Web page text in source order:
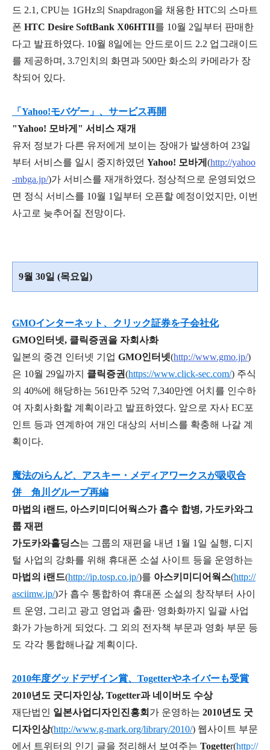
드 2.1, CPU는 1GHz의 Snapdragon을 채용한 HTC의 스마트
폰 HTC Desire SoftBank X06HTII를 10월 2일부터 판매한
다고 발표하였다. 10월 8일에는 안드로이드 2.2 업그래이드
를 제공하며, 3.7인치의 화면과 500만 화소의 카메라가 장
착되어 있다.
「Yahoo!モバゲー」、サービス再開
"Yahoo! 모바게" 서비스 재개
유저 정보가 다른 유저에게 보이는 장애가 발생하여 23일
부터 서비스를 일시 중지하였던 Yahoo! 모바게 (http://yahoo
-mbga.jp/)가 서비스를 재개하였다. 정상적으로 운영되었으
면 정식 서비스를 10월 1일부터 오픈할 예정이었지만, 이번
사고로 늦추어질 전망이다.
9월 30일 (목요일)
GMOインターネット、クリック証券を子会社化
GMO인터넷, 클릭증권을 자회사화
일본의 중견 인터넷 기업 GMO인터넷(http://www.gmo.jp/)
은 10월 29일까지 클릭증권(https://www.click-sec.com/) 주식
의 40%에 해당하는 561만주 52억 7,340만엔 어치를 인수하
여 자회사화할 계획이라고 발표하였다. 앞으로 자사 EC포
인트 등과 연계하여 개인 대상의 서비스를 확충해 나갈 계
획이다.
魔法のiらんど、アスキー・メディアワークスが吸収合
併 角川グループ再編
마법의 i랜드, 아스키미디어웍스가 흡수 합병, 가도카와그
룹 재편
가도카와홀딩스는 그룹의 재편을 내년 1월 1일 실행, 디지
털 사업의 강화를 위해 휴대폰 소설 사이트 등을 운영하는
마법의 i랜드(http://ip.tosp.co.jp/)를 아스키미디어웍스(http://
asciimw.jp/)가 흡수 통합하여 휴대폰 소설의 창작부터 사이
트 운영, 그리고 광고 영업과 출판· 영화화까지 일괄 사업
화가 가능하게 되었다. 그 외의 전자책 부문과 영화 부문 등
도 각각 통합해나갈 계획이다.
2010年度グッドデザイン賞、Togetterやネイバーも受賞
2010년도 굿디자인상, Togetter과 네이버도 수상
재단법인 일본사업디자인진흥회 가 운영하는 2010년도 굿
디자인상(http://www.g-mark.org/library/2010/) 웹사이트 부문
에서 트위터의 인기 글을 정리해서 보여주는 Togetter(http://